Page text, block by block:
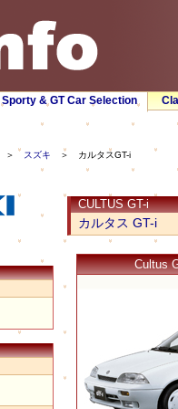
Sporty & GT Car Selection
＞ スズキ ＞ カルタスGT-i
CULTUS GT-i
カルタス GT-i
Cultus